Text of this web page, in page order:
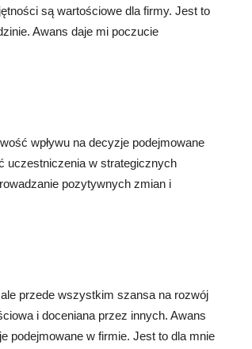
są wartościowe dla firmy. Jest to
Awans daje mi poczucie
wpływu na decyzje podejmowane
uczestniczenia w strategicznych
pozytywnych zmian i
przede wszystkim szansa na rozwój
i doceniana przez innych. Awans
podejmowane w firmie. Jest to dla mnie